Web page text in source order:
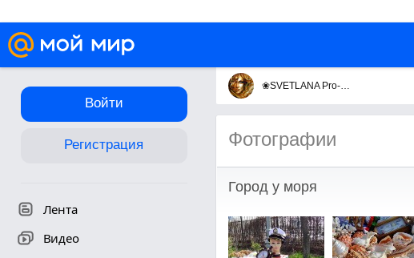
Войти
Регистрация
Лента
Видео
❀SVETLANA Pro-va
Фотографии
Город у моря